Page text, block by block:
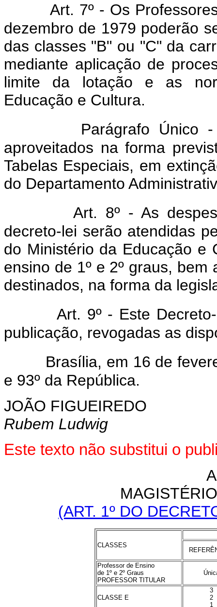
Art. 7º - Os
dezembro de 1979 poderão
das classes "B" ou "C" da
mediante aplicação de
limite da lotação e as
Educação e Cultura.
Parágrafo Único
aproveitados na forma
Tabelas Especiais, em
do Departamento
Art. 8º - As
decreto-lei serão atendidas
do Ministério da Educação e
ensino de 1º e 2º graus,
destinados, na forma da
Art. 9º - Este
publicação, revogadas as
Brasília, em 16 de
e 93º da República.
JOÃO FIGUEIREDO
Rubem Ludwig
Este texto não substitui o
(ART. 1º DO
CLASSES
Professor de Ensino
de 1º e 2º Graus
PROFESSOR TITULAR
CLASSE E
3
2
1